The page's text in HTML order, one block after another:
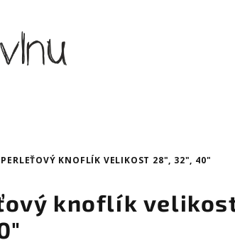
PERLEŤOVÝ KNOFLÍK VELIKOST 28", 32", 40"
knoflík